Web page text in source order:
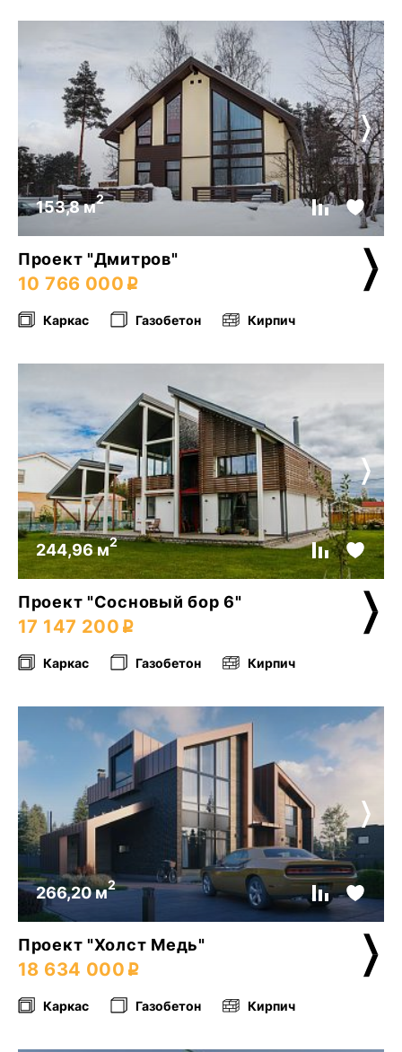
153,8 м2
Проект "Дмитров"
10 766 000
Каркас Газобетон Кирпич
244,96 м2
Проект "Сосновый бор 6"
17 147 200
Каркас Газобетон Кирпич
266,20 м2
Проект "Холст Медь"
18 634 000
Каркас Газобетон Кирпич